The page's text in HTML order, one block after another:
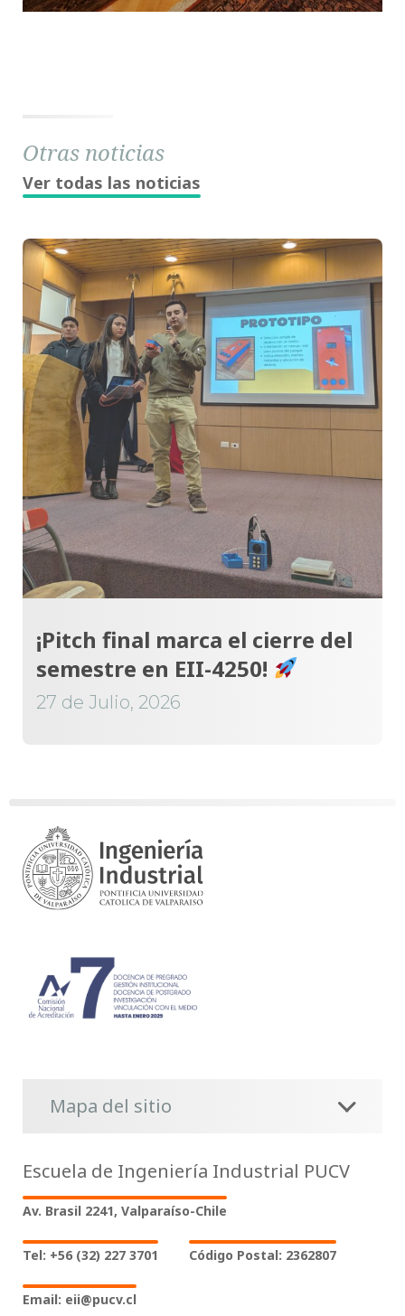
Otras noticias
Ver todas las noticias
¡Pitch final marca el cierre del
semestre en EII-4250!
27 de Julio, 2026
Mapa del sitio
Escuela de Ingeniería Industrial PUCV
Av. Brasil 2241, Valparaíso-Chile
Tel: +56 (32) 227 3701 Código Postal: 2362807
Email: eii@pucv.cl